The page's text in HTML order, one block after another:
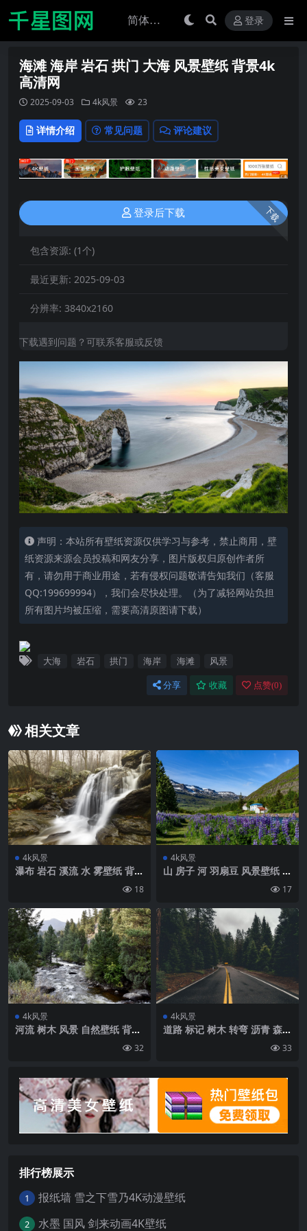
登录
海滩 海岸 岩石 拱门 大海 风景壁纸 背景4k
高清网
2025-09-03 4k风景 23
详情介绍 常见问题 评论建议
下载
登录后下载
包含资源: (1个)
最近更新: 2025-09-03
分辨率: 3840x2160
下载遇到问题？可联系客服或反馈
声明：本站所有壁纸资源仅供学习与参考，禁止商用，壁
纸资源来源会员投稿和网友分享，图片版权归原创作者所
有，请勿用于商业用途，若有侵权问题敬请告知我们（客服
QQ:199699994），我们会尽快处理。（为了减轻网站负担
所有图片均被压缩，需要高清原图请下载）
大海 岩石 拱门 海岸 海滩 风景
分享 收藏 点赞(0)
相关文章
4k风景
瀑布 岩石 溪流 水 雾壁纸 背景
18
4k风景
山 房子 河 羽扇豆 风景壁纸 背
17
4k风景
河流 树木 风景 自然壁纸 背景
32
4k风景
道路 标记 树木 转弯 沥青 森林
33
排行榜展示
1 报纸墙 雪之下雪乃4K动漫壁纸
2 水墨 国风 剑来动画4K壁纸